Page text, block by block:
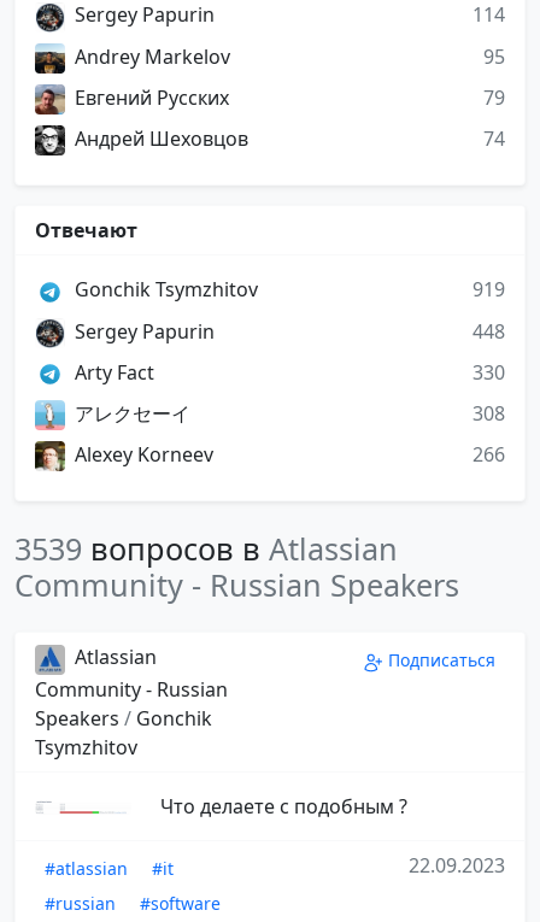
Sergey Papurin
114
Andrey Markelov
95
Евгений Русских
79
Андрей Шеховцов
74
Отвечают
Gonchik Tsymzhitov
919
Sergey Papurin
448
Arty Fact
330
アレクセーイ
308
Alexey Korneev
266
3539 вопросов в Atlassian
Community - Russian Speakers
Atlassian
Community - Russian
Speakers / Gonchik
Tsymzhitov
Подписаться
Что делаете с подобным ?
#atlassian
#it
#russian
#software
22.09.2023